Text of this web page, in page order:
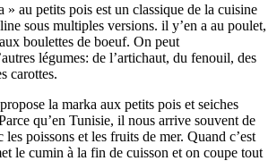
» au petits pois est un classique de la cuisine
sous multiples versions. il y’en a au poulet,
boulettes de boeuf. On peut
légumes: de l’artichaut, du fenouil, des
carottes.
la marka aux petits pois et seiches
qu’en Tunisie, il nous arrive souvent de
poissons et les fruits de mer. Quand c’est
le cumin à la fin de cuisson et on coupe tout